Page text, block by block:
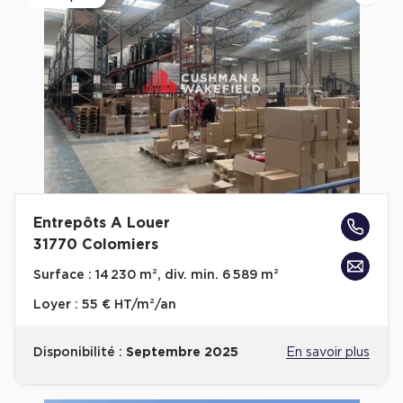
Plateaux opérés
Plateaux opérés à Paris
Plateaux opérés à Lyon
Plateaux opérés à Neuilly-sur-Seine
Plateaux opérés à Saint-Ouen
Plateaux opérés à Boulogne-Billancourt
Collections Flex / Coworking
Guide & Conseils
Entrepôts A Louer
31770 Colomiers
Surface : 14 230 m², div. min. 6 589 m²
Loyer : 55 € HT/m²/an
Disponibilité : Septembre 2025 En savoir plus